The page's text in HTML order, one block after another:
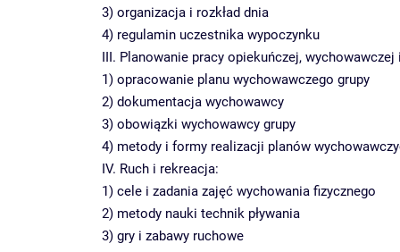
3) organizacja i rozkład dnia
4) regulamin uczestnika wypoczynku
III. Planowanie pracy opiekuńczej, wychowawczej
1) opracowanie planu wychowawczego grupy
2) dokumentacja wychowawcy
3) obowiązki wychowawcy grupy
4) metody i formy realizacji planów
IV. Ruch i rekreacja:
1) cele i zadania zajęć wychowania fizycznego
2) metody nauki technik pływania
3) gry i zabawy ruchowe